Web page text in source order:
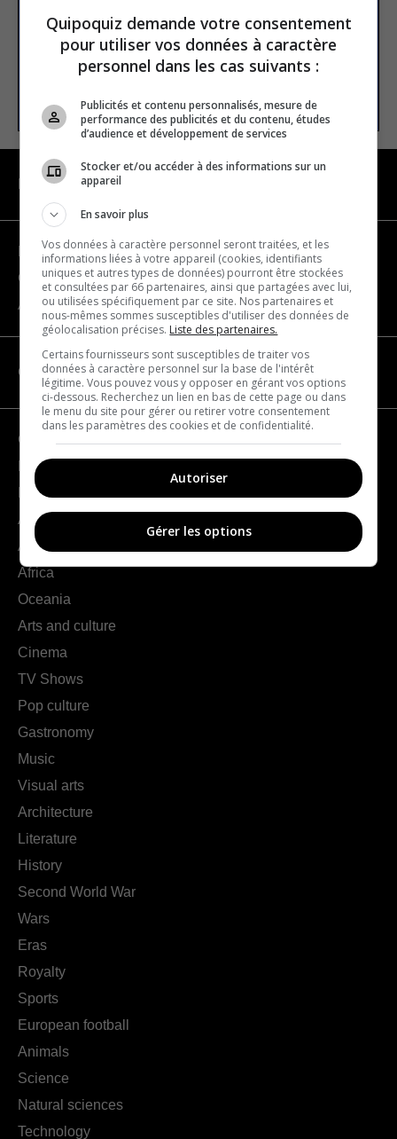
Email address
NAVIGATION
Become a partner
Contact us
About us
CATEGORIES
Geography
France
Europe
Americas
Asia
Africa
Oceania
Arts and culture
Cinema
TV Shows
Pop culture
Gastronomy
Music
Visual arts
Architecture
Literature
History
Second World War
Wars
Eras
Royalty
Sports
European football
Animals
Science
Natural sciences
Technology
Quipoquiz demande votre consentement
pour utiliser vos données à caractère
personnel dans les cas suivants :
Publicités et contenu personnalisés, mesure de
performance des publicités et du contenu, études
d’audience et développement de services
Stocker et/ou accéder à des informations sur un
appareil
En savoir plus
Vos données à caractère personnel seront traitées, et les
informations liées à votre appareil (cookies, identifiants
uniques et autres types de données) pourront être stockées
et consultées par 66 partenaires, ainsi que partagées avec lui,
ou utilisées spécifiquement par ce site. Nos partenaires et
nous-mêmes sommes susceptibles d'utiliser des données de
géolocalisation précises. Liste des partenaires.
Certains fournisseurs sont susceptibles de traiter vos
données à caractère personnel sur la base de l'intérêt
légitime. Vous pouvez vous y opposer en gérant vos options
ci-dessous. Recherchez un lien en bas de cette page ou dans
le menu du site pour gérer ou retirer votre consentement
dans les paramètres des cookies et de confidentialité.
Autoriser
Gérer les options